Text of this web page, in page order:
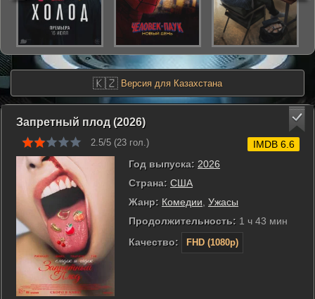
🇰🇿 Версия для Казахстана
Запретный плод (2026)
2.5/5 (23 гол.)
Год выпуска: 2026
Страна: США
Жанр: Комедии Ужасы
Продолжительность: 1 ч 43 мин
Качество:
FHD (1080p)
IMDB 6.6